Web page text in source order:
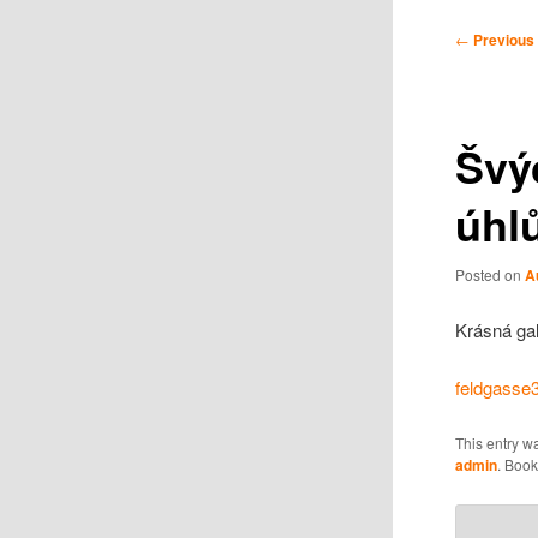
Post
← Previous
Posted on
Krásná
This entry
admin.